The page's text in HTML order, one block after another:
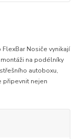
Nosiče vynikají
na podélníky
autoboxu,
připevnit nejen